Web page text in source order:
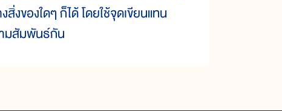
ของใดๆ ก็ได้ โดยใช้จุดเขียนแทน
ามสัมพันธ์กัน